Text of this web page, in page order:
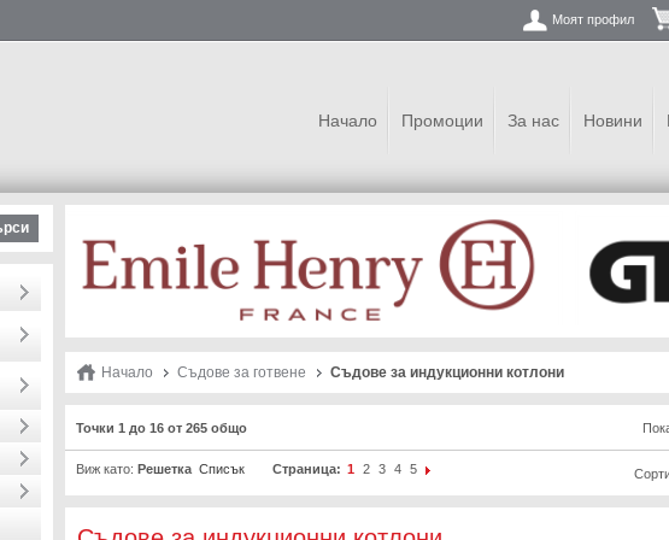
Моят профил
Начало Промоции За нас Новини
Начало Съдове за готвене Съдове за индукционни котлони
Точки 1 до 16 от 265 общо
Страница: 1 2 3 4 5
Виж като: Решетка Списък